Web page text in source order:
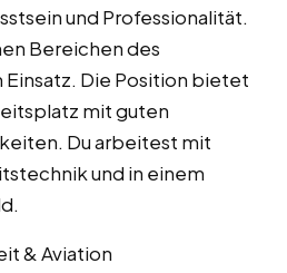
und Professionalität.
Bereichen des
Einsatz. Die Position bietet
mit guten
Du arbeitest mit
und in einem
& Aviation